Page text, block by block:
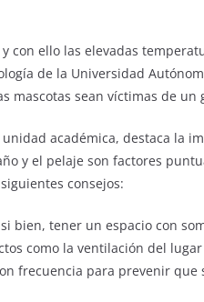
con ello las elevadas
de la Universidad
mascotas sean víctimas de un
académica, destaca la
y el pelaje son factores
consejos:
bien, tener un espacio con
como la ventilación del
frecuencia para prevenir que